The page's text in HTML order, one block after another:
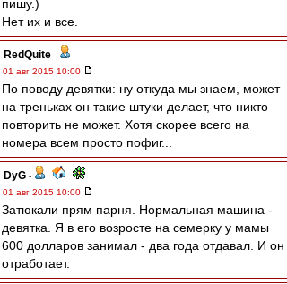
пишу.)
Нет их и все.
RedQuite -
01 авг 2015 10:00
По поводу девятки: ну откуда мы знаем, может
на треньках он такие штуки делает, что никто
повторить не может. Хотя скорее всего на
номера всем просто пофиг...
DyG -
01 авг 2015 10:00
Затюкали прям парня. Нормальная машина -
девятка. Я в его возросте на семерку у мамы
600 долларов занимал - два года отдавал. И он
отработает.